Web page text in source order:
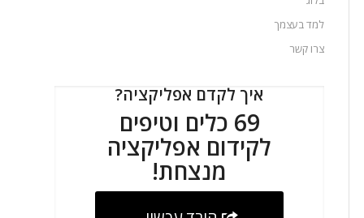
למד בעצמך
צרו קשר
איך לקדם אפליקציה?
69 כלים וטיפים
לקידום אפליקציה
מנצחת!